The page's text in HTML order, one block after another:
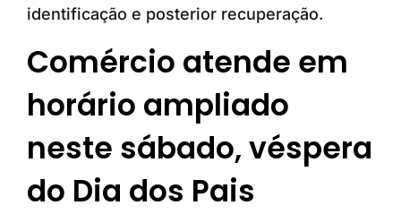
identificação e posterior recuperação.
Comércio atende em
horário ampliado
neste sábado, véspera
do Dia dos Pais